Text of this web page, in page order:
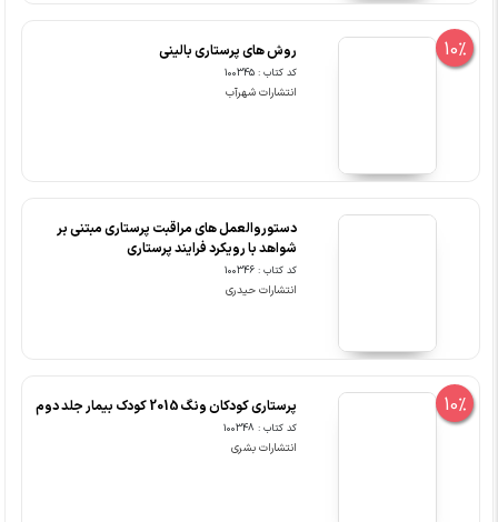
10% روش های پرستاری بالینی
کد کتاب : 100345
انتشارات شهرآب
دستوروالعمل های مراقبت پرستاری مبتنی بر
شواهد با رویکرد فرایند پرستاری
کد کتاب : 100346
انتشارات حیدری
10% پرستاری کودکان ونگ 2015 کودک بیمار جلد دوم
کد کتاب : 100348
انتشارات بشری